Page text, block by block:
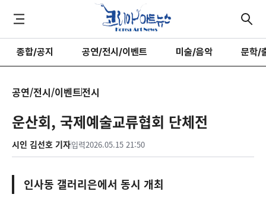
종합/공지 공연/전시/이벤트 미술/음악 문학/
공연/전시/이벤트전시
운산회, 국제예술교류협회 단체전
시인 김선호 기자입력2026.05.15 21:50
인사동 갤러리은에서 동시 개최